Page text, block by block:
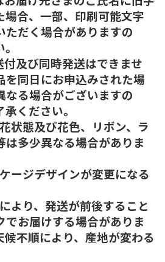
場合、一部、印刷可能文字
ただく場合がありますの
及び同時発送はできませ
を同日にお申込みされた場
なる場合がございますの
ください。
状態及び花色、リボン、ラ
は多少異なる場合がありま
ージデザインが変更になる
より、発送が前後すること
でお届けする場合がありま
不順により、産地が変わる